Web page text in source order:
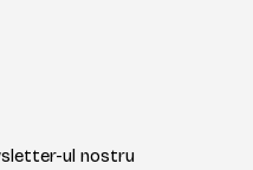
ul nostru